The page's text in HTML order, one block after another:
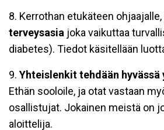
8. Kerrothan etukäteen
terveysasia joka vaikuttaa
diabetes). Tiedot käsitellään
9. Yhteislenkit tehdään hyvässä
Ethän sooloile, ja otat vastaan
osallistujat. Jokainen meistä on
aloittelija.